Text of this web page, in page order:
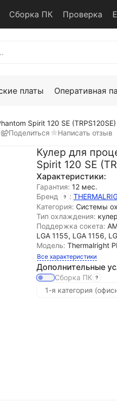
Сборка ПК Проверка
платы Оперативная
Spirit 120 SE (TRPS120SE)
Поделиться Написать отзыв
Кулер для
Spirit 120 SE
Характеристики:
Гарантия: 12 мес.
Бренд
:
Категория: Системы
Тип охлаждения:
Поддержка сокета:
LGA 1155, LGA 1156,
Модель: Thermalright
Все характеристики
Дополнительные
Сборка ПК